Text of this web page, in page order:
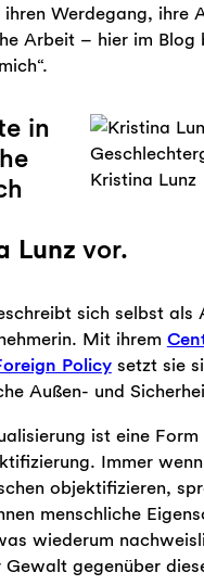
ihren Werdegang, ihre
Arbeit – hier im Blog
Kristina Lunz
in
Lunz vor.
sich selbst als
Mit ihrem
Policysetzt sie
Außen- und
ist eine Form
Immer
objektifizieren,
menschliche
wiederum
Gewalt gegenüber